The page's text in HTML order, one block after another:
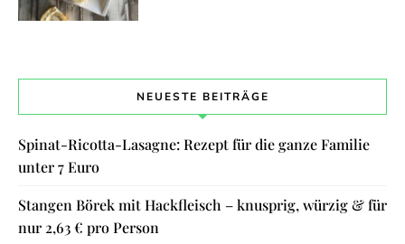
NEUESTE BEITRÄGE
Spinat-Ricotta-Lasagne: Rezept für die ganze Familie
unter 7 Euro
Stangen Börek mit Hackfleisch – knusprig, würzig & für
nur 2,63 € pro Person